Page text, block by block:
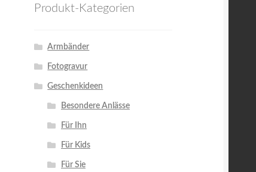
Produkt-Kategorien
Armbänder
Fotogravur
Geschenkideen
Besondere Anlässe
Für Ihn
Für Kids
Für Sie